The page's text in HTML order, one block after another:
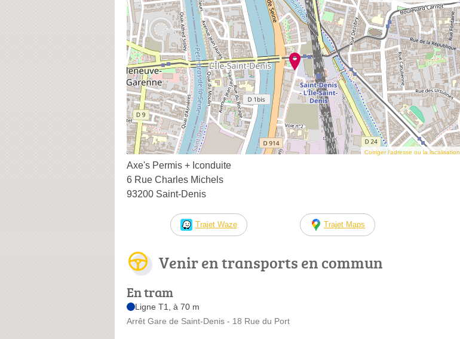
Corriger l’adresse ou la localisation
Axe's Permis + Iconduite
6 Rue Charles Michels
93200 Saint-Denis
Trajet Waze Trajet Maps
Venir en transports en commun
En tram
Ligne T1, à 70 m
Arrêt Gare de Saint-Denis - 18 Rue du Port